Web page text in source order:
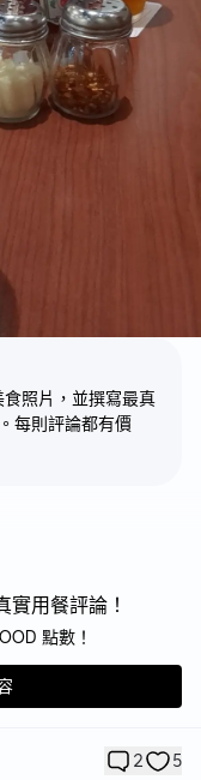
照片，並撰寫最真
每則評論都有價
用餐評論！
點數！
2 5